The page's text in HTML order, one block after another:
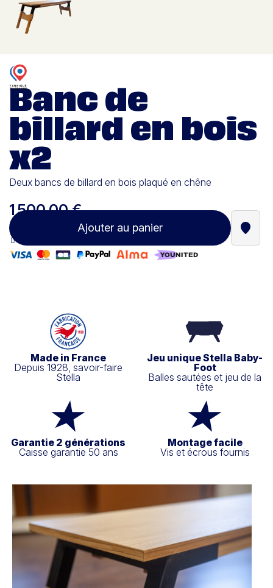
Banc de
billard en bois
x2
Deux bancs de billard en bois plaqué en chêne
1 500,00 €
Ajouter au panier
Made in France
Depuis 1928, savoir-faire
Stella
Jeu unique Stella Baby-
Foot
Balles sautées et jeu de la
tête
Garantie 2 générations
Caisse garantie 50 ans
Montage facile
Vis et écrous fournis